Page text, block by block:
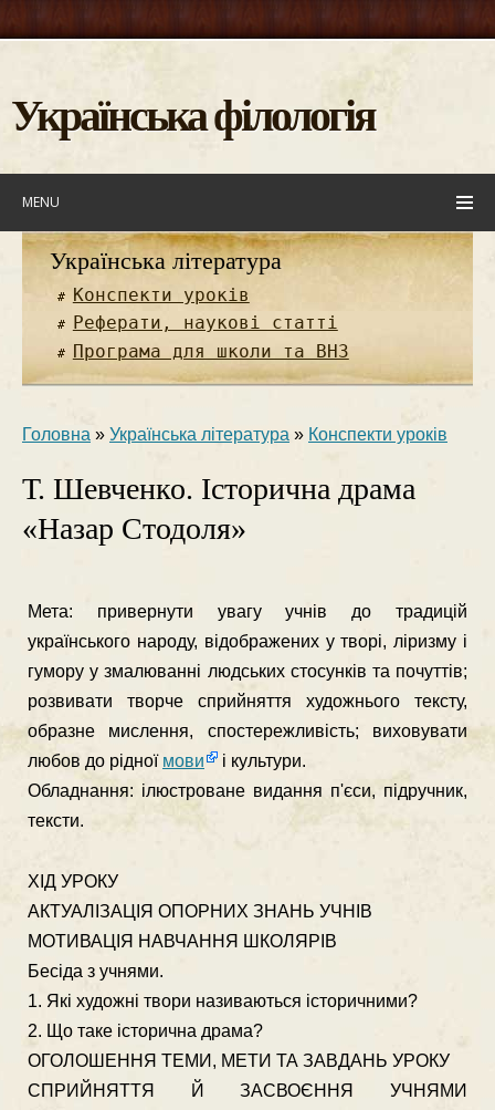
Українська філологія
MENU
Українська література
Конспекти уроків
Реферати, наукові статті
Програма для школи та ВНЗ
Головна » Українська література » Конспекти уроків
Т. Шевченко. Історична драма
«Назар Стодоля»
Мета: привернути увагу учнів до традицій
українського народу, відображених у творі, ліризму і
гумору у змалюванні людських стосунків та почуттів;
роз­вивати творче сприйняття художнього тексту,
образне мислення, спостережливість; виховувати
любов до рідної мови
і культури.
Обладнання: ілюстроване видання п'єси, підручник,
тексти.
ХІД УРОКУ
АКТУАЛІЗАЦІЯ ОПОРНИХ ЗНАНЬ УЧНІВ
МОТИВАЦІЯ НАВЧАННЯ ШКОЛЯРІВ
Бесіда з учнями.
1. Які художні твори називаються історичними?
2. Що таке історична драма?
ОГОЛОШЕННЯ ТЕМИ, МЕТИ ТА ЗАВДАНЬ УРОКУ
СПРИЙНЯТТЯ Й ЗАСВОЄННЯ УЧНЯМИ